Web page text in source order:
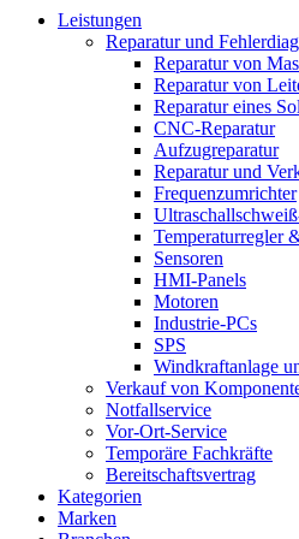
Leistungen
Reparatur und
Reparatur von
Reparatur von
Reparatur eines
CNC-Reparatur
Aufzugreparatur
Reparatur und
Frequenzumrichter
Temperaturregler
Sensoren
HMI-Panels
Motoren
Industrie-PCs
SPS
Windkraftanlage
Verkauf von
Notfallservice
Vor-Ort-Service
Temporäre Fachkräfte
Bereitschaftsvertrag
Kategorien
Marken